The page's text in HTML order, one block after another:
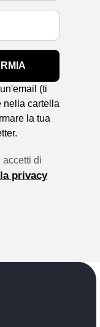
(ti
nella cartella
la tua
accetti di
privacy